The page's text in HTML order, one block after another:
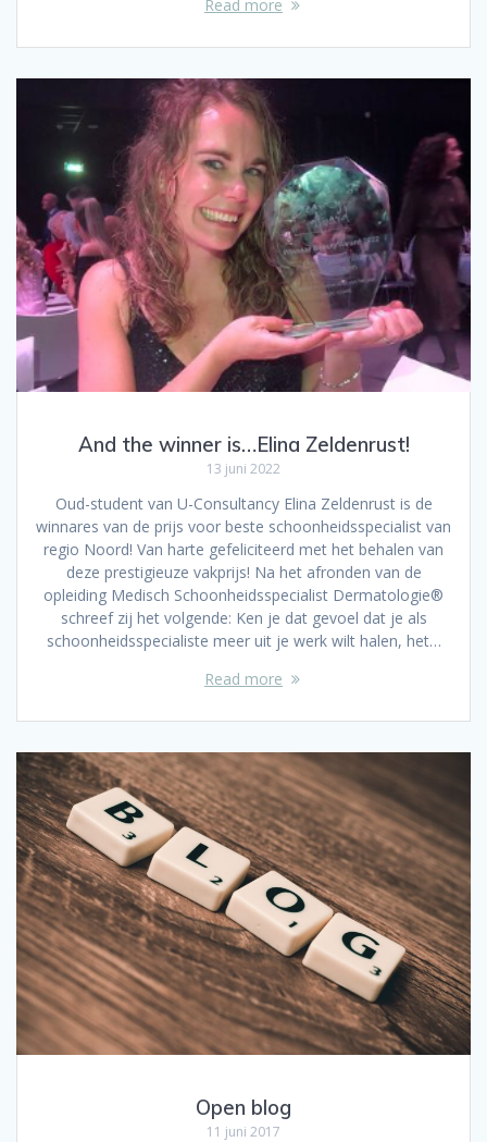
Read more
And the winner is…Elina Zeldenrust!
13 juni 2022
Oud-student van U-Consultancy Elina Zeldenrust is de
winnares van de prijs voor beste schoonheidsspecialist van
regio Noord! Van harte gefeliciteerd met het behalen van
deze prestigieuze vakprijs! Na het afronden van de
opleiding Medisch Schoonheidsspecialist Dermatologie®
schreef zij het volgende: Ken je dat gevoel dat je als
schoonheidsspecialiste meer uit je werk wilt halen, het…
Read more
Open blog
11 juni 2017